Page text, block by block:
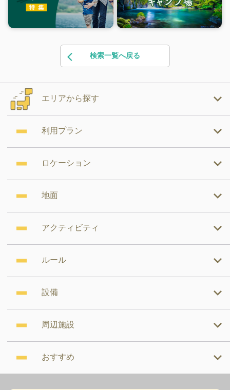
検索一覧へ戻る
エリアから探す
利用プラン
ロケーション
地面
アクティビティ
ルール
設備
周辺施設
おすすめ